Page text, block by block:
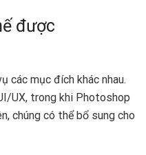
được
các mục đích khác nhau.
UX, trong khi Photoshop
chúng có thể bổ sung cho